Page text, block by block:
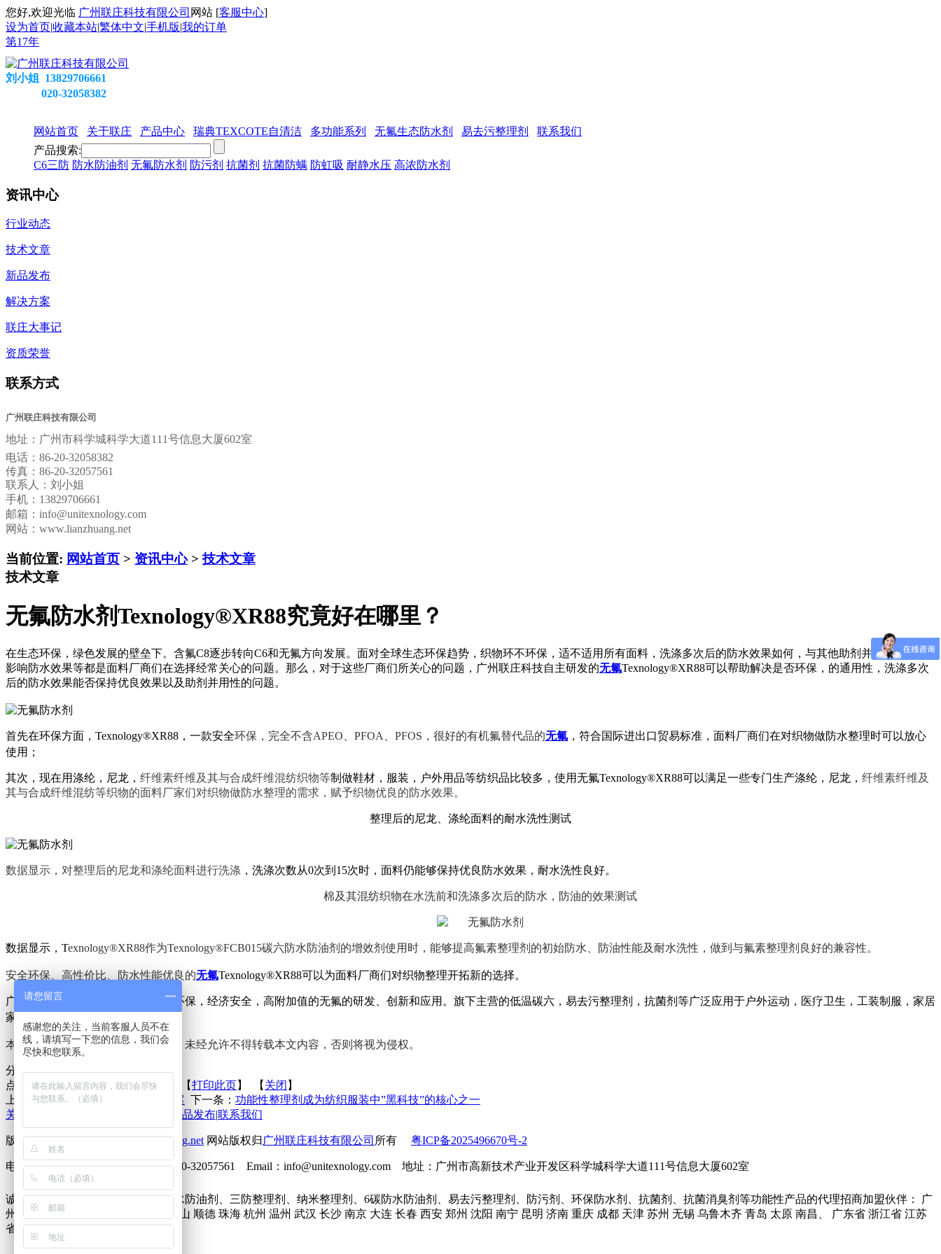
您好,欢迎光临 广州联庄科技有限公司 网站 [客服中心]
设为首页|收藏本站|繁体中文|手机版|我的订单
第17年
刘小姐 13829706661
020-32058382
网站首页 关于联庄 产品中心 瑞典TEXCOTE自清洁 多功能系列 无氟生态防水剂 易去污整理剂
联系我们
产品搜索:
C6三防 防水防油剂 无氟防水剂 防污剂 抗菌剂 抗菌防螨 防虹吸 耐静水压 高浓防水剂
资讯中心
行业动态
技术文章
新品发布
解决方案
联庄大事记
资质荣誉
联系方式
广州联庄科技有限公司
地址： 广州市科学城科学大道111号信息大厦602室
电话： 86-20-32058382
传真： 86-20-32057561
联系人：刘小姐
手机：13829706661
邮箱： info@unitexnology.com
网站：www.lianzhuang.net
当前位置: 网站首页 > 资讯中心>技术文章
技术文章
无氟防水剂Texnology®XR88究竟好在哪里？
在生态环保，绿色发展的壁垒下。含氟C8逐步转向C6和无氟方向发展。面对全球生态环保趋势，织物环不环保， 适不适用所有面料，洗涤多次后的防水效果如何， 与其他助剂并用时会不会
影响防水效果等都是面料厂商们在选择经常关心的问题。那么，对于这些厂商们所关心的问题，广州联庄科技自主研发的无氟Texnology®XR88可以帮助解决是否环保， 的通用性，洗涤多次
后的防水效果能否保持优良效果以及助剂并用性的问题。
首先在环保方面，Texnology®XR88，一款安全环保 ， 完全不含APEO、PFOA、PFOS，很好的有机氟替代品的无氟 ，符合国际进出口贸易标准，面料厂商们在对织物做防水整理时可以放心
使用；
其次，现在用涤纶，尼龙， 纤维素纤维及其与合成纤维混纺织物等制做鞋材，服装，户外用品等纺织品比较多，使用无氟Texnology®XR88可以满足一些专门生产涤纶，尼龙， 纤维素纤维及
其与合成纤维混纺等织物的面料厂家们对织物做防水整理的需求，赋予织物优良的防水效果。
整理后的尼龙、涤纶面料的耐水洗性测试
数据显示，对整理后的尼龙和涤纶面料进行洗涤 ，洗涤次数从0次到15次时，面料仍能够保持优良防水效果，耐水洗性良好。
棉及其混纺织物在水洗前和洗涤多次后的防水，防油的效果测试
数据显示，Texnology®XR88作为Texnology®FCB015碳六防水防油剂的增效剂使用 时 ， 能够提高氟素整理剂的初始防水、防油性能及耐水洗性 ， 做到与氟素整理剂 良好的兼容性。
安全环保、高性价比、防水性能优良的无氟Texnology®XR88可以为面料厂商们对织物整理开拓新的选择。
广州联庄科技有限公司专注于节能环保，经济安全，高附加值的无氟的研发、创新和应用。旗下主营的低温碳六 ，易去污整理剂，抗菌剂等广泛应用于户外运动，医疗卫生，工装制服，家居
家纺等领域。欢迎来电索样。
本文归 广州联庄科技有限公司所有 未经允许不得转载本文内容，否则将视为侵权。
分享到：
点击次数：更新时间：2021-05-26 【打印此页 】 【 关闭 】
上一条：尼龙织物防水防油解决方案 下一条： 功能性整理剂成为纺织服装中”黑科技”的核心之一
关于联庄
新品发布联系我们
版权所有 2013©http://www.lianzhuang.net网站版权归 广州联庄科技有限公司 所有 粤ICP备2025496670号-2
电话：86-20-32058382 传真：86-20-32057561 Email：info@unitexnology.com 地址：广州市高新技术产业开发区科学城科学大道111号信息大厦602室
诚征下列地区无氟防水剂、六碳防水防油剂、三防整理剂、纳米整理剂、6碳防水防油剂、易去污整理剂、防污剂、环保防水剂、抗菌剂、抗菌消臭剂等功能性产品的代理招商加盟伙伴： 广
州市 深圳市 北京 上海 东莞 佛山 中山 顺德 珠海 杭州 温州 武汉 长沙 南京 大连 长春 西安 郑州 沈阳 南宁 昆明 济南 重庆 成都 天津 苏州 无锡 乌鲁木齐 青岛 太原 南昌、 广东省 浙江省 江苏
省 香港 台湾 澳门 瑞典 美国 欧洲
请您留言
感谢您的关注，当前客服人员不在
线，请填写一下您的信息，我们会
尽快和您联系。